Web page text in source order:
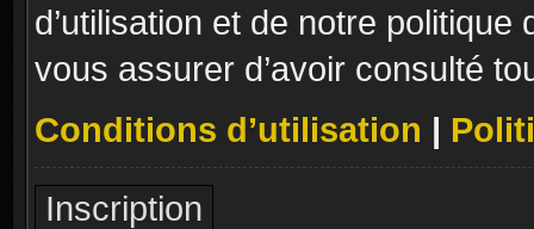
d’utilisation et de notre
vous assurer d’avoir consulté
Conditions d’utilisation |
Inscription